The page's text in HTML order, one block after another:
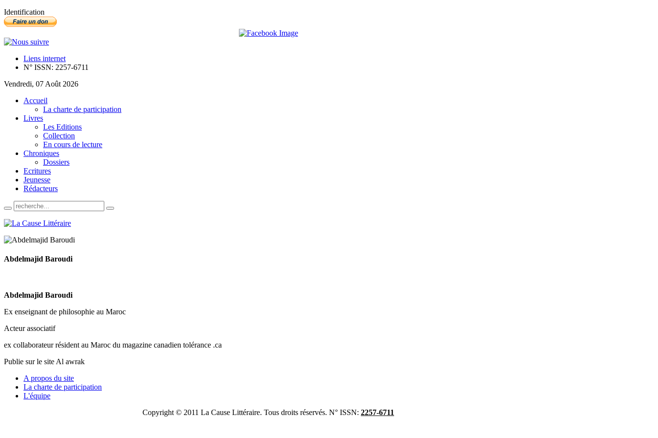
Identification
Liens internet
N° ISSN: 2257-6711
Vendredi, 07 Août 2026
Accueil
La charte de participation
Livres
Les Editions
Collection
En cours de lecture
Chroniques
Dossiers
Ecritures
Jeunesse
Rédacteurs
Abdelmajid Baroudi
Abdelmajid Baroudi
Ex enseignant de philosophie au Maroc
Acteur associatif
ex collaborateur résident au Maroc du magazine canadien tolérance .ca
Publie sur le site Al awrak
A propos du site
La charte de participation
L'équipe
Copyright © 2011 La Cause Littéraire. Tous droits réservés. N° ISSN: 2257-6711